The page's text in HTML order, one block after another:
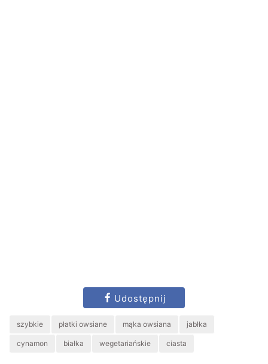
Udostępnij
szybkie płatki owsiane mąka owsiana jabłka
cynamon białka wegetariańskie ciasta